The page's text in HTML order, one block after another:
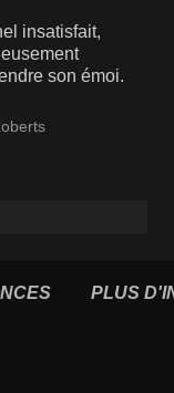
insatisfait,
son émoi.
PLUS